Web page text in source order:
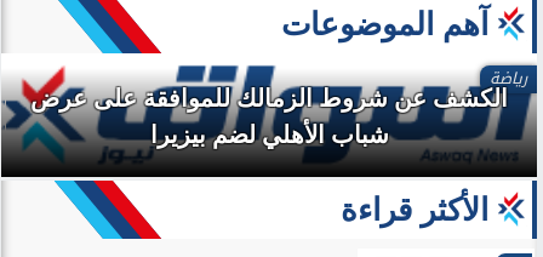
آهم الموضوعات
رياضة
الكشف عن شروط الزمالك للموافقة على عرض
شباب الأهلي لضم بيزيرا
الأكثر قراءة